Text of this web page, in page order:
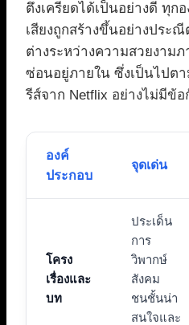
ตึงเครียดได้เป็นอย่างดี ทุก
เสียงถูกสร้างขึ้นอย่างประ
ต่างระหว่างความสวยงาม
ซ่อนอยู่ภายใน ซึ่งเป็นไปต
รีส์จาก Netflix อย่างไม่มีข้อ
องค์
ประกอบ
จุดเด่น
โครง
เรื่องและ
บท
ประเด็น
การ
วิพากษ์
สังคม
ชนชั้นน่า
สนใจและ